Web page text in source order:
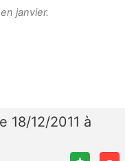
janvier.
18/12/2011 à